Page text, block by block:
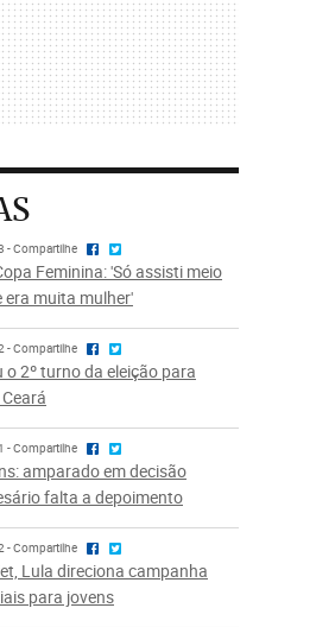
- Compartilhe
Feminina: 'Só assisti meio
muita mulher'
- Compartilhe
o 2º turno da eleição para
- Compartilhe
amparado em decisão
falta a depoimento
- Compartilhe
Lula direciona campanha
para jovens